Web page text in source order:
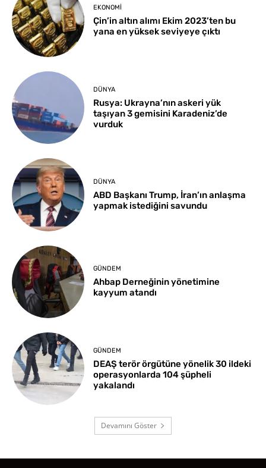
EKONOMI
Çin’in altın alımı Ekim 2023’ten bu
yana en yüksek seviyeye çıktı
DÜNYA
Rusya: Ukrayna’nın askeri yük
taşıyan 3 gemisini Karadeniz’de
vurduk
DÜNYA
ABD Başkanı Trump, İran’ın anlaşma
yapmak istediğini savundu
GÜNDEM
Ahbap Derneğinin yönetimine
kayyum atandı
GÜNDEM
DEAŞ terör örgütüne yönelik 30 ildeki
operasyonlarda 104 şüpheli
yakalandı
Devamını Göster